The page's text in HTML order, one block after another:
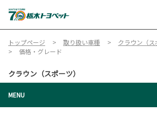
トップページ 取り扱い車種
クラウン（ス
価格・グレード
クラウン（スポーツ）
MENU